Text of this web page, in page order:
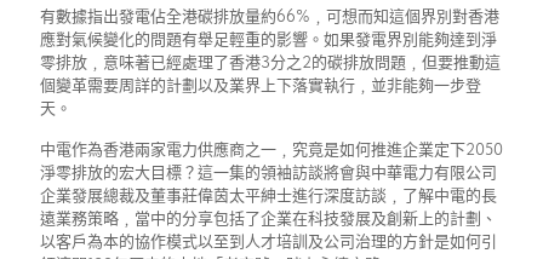
有數據指出發電佔全港碳排放量約66%﹐可想而知這個界別對香港
應對氣候變化的問題有舉足輕重的影響。如果發電界別能夠達到淨
零排放﹐意味著已經處理了香港3分之2的碳排放問題﹐但要推動這
個變革需要周詳的計劃以及業界上下落實執行﹐並非能夠一步登
天。
中電作為香港兩家電力供應商之一﹐究竟是如何推進企業定下2050
淨零排放的宏大目標？這一集的領袖訪談將會與中華電力有限公司
企業發展總裁及董事莊偉茵太平紳士進行深度訪談﹐了解中電的長
遠業務策略﹐當中的分享包括了企業在科技發展及創新上的計劃、
以客戶為本的協作模式以至到人才培訓及公司治理的方針是如何引